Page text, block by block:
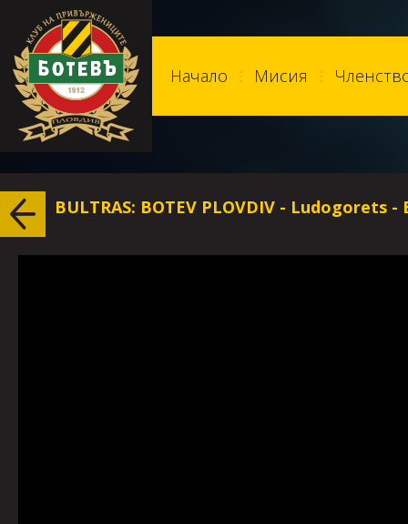
Начало Мисия
BULTRAS: BOTEV PLOVDIV - Ludogorets -